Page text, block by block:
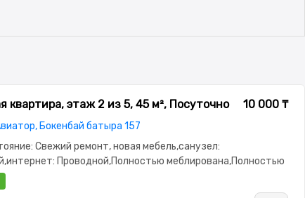
квартира, этаж 2 из 5, 45 м², Посуточно
Бокенбай батыра 157
10 000 ₸
Свежий ремонт, новая мебель,санузел:
Проводной,Полностью меблирована,Полностью
Рядом охраняемая